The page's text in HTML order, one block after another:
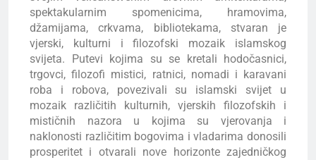
spektakularnim spomenicima, hramovima,
džamijama, crkvama, bibliotekama, stvaran je
vjerski, kulturni i filozofski mozaik islamskog
svijeta. Putevi kojima su se kretali hodočasnici,
trgovci, filozofi mistici, ratnici, nomadi i karavani
roba i robova, povezivali su islamski svijet u
mozaik različitih kulturnih, vjerskih filozofskih i
mističnih nazora u kojima su vjerovanja i
naklonosti različitim bogovima i vladarima donosili
prosperitet i otvarali nove horizonte zajedničkog